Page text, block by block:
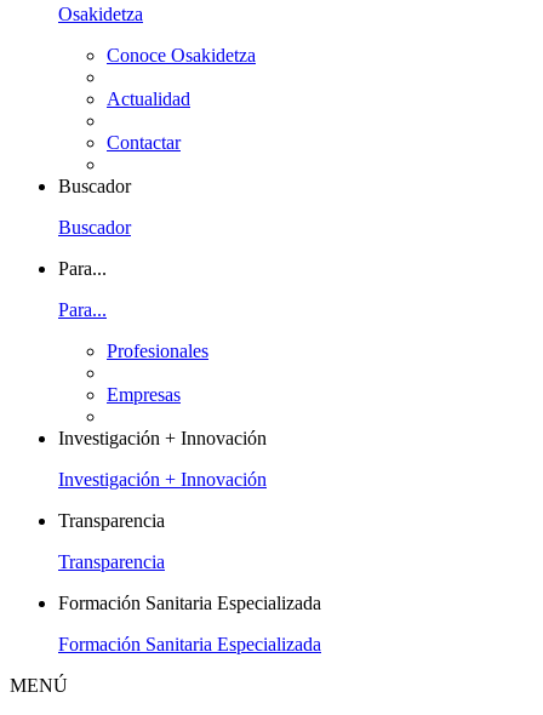
Osakidetza
Conoce Osakidetza
Actualidad
Contactar
Buscador
Buscador
Para...
Para...
Profesionales
Empresas
Investigación + Innovación
Investigación + Innovación
Transparencia
Transparencia
Formación Sanitaria Especializada
Formación Sanitaria Especializada
MENÚ